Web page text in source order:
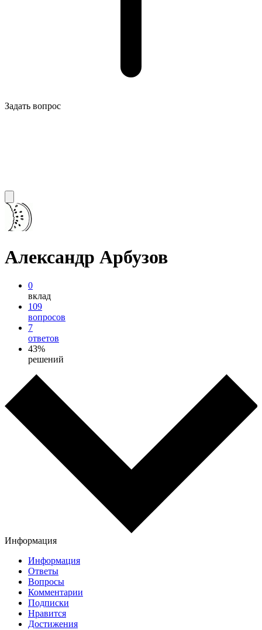
Задать вопрос
Александр Арбузов
0
вклад
109
вопросов
7
ответов
43%
решений
Информация
Информация
Ответы
Вопросы
Комментарии
Подписки
Нравится
Достижения